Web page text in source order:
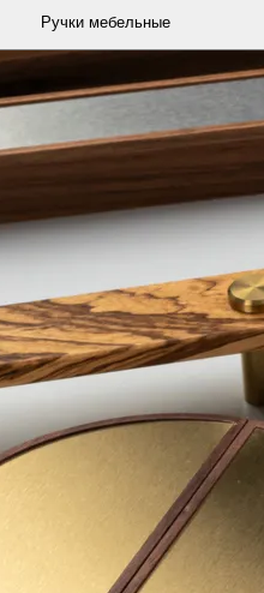
Ручки мебельные